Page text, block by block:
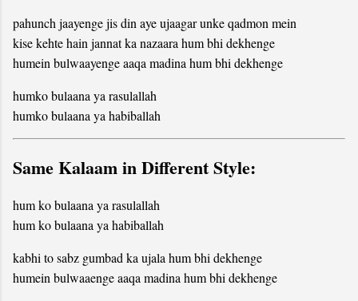
pahunch jaayenge jis din aye ujaagar unke qadmon mein
kise kehte hain jannat ka nazaara hum bhi dekhenge
humein bulwaayenge aaqa madina hum bhi dekhenge
humko bulaana ya rasulallah
humko bulaana ya habiballah
Same Kalaam in Different Style:
hum ko bulaana ya rasulallah
hum ko bulaana ya habiballah
kabhi to sabz gumbad ka ujala hum bhi dekhenge
humein bulwaaenge aaqa madina hum bhi dekhenge